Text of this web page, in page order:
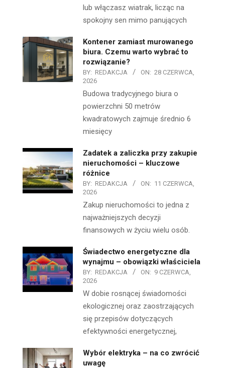
lub włączasz wiatrak, licząc na
spokojny sen mimo panujących
Kontener zamiast murowanego
biura. Czemu warto wybrać to
rozwiązanie?
BY: REDAKCJA ON: 28 CZERWCA,
2026
Budowa tradycyjnego biura o
powierzchni 50 metrów
kwadratowych zajmuje średnio 6
miesięcy
Zadatek a zaliczka przy zakupie
nieruchomości – kluczowe
różnice
BY: REDAKCJA ON: 11 CZERWCA,
2026
Zakup nieruchomości to jedna z
najważniejszych decyzji
finansowych w życiu wielu osób.
Świadectwo energetyczne dla
wynajmu – obowiązki właściciela
BY: REDAKCJA ON: 9 CZERWCA,
2026
W dobie rosnącej świadomości
ekologicznej oraz zaostrzających
się przepisów dotyczących
efektywności energetycznej,
Wybór elektryka – na co zwrócić
uwagę